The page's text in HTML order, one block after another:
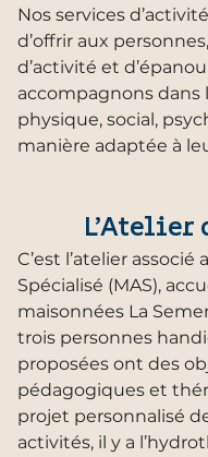
Nos services
d’offrir aux
d’activité et
accompagnons
physique, social,
manière adaptée à
L’Atelier
C’est l’atelier associé
Spécialisé (MAS),
maisonnées La
trois personnes
proposées ont des
pédagogiques et
projet personnalisé
activités, il y a